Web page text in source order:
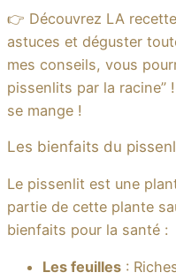
👉 Découvrez LA
astuces et déguster
mes conseils, vous
pissenlits par la racine”
se mange !
Les bienfaits du
Le pissenlit est une
partie de cette plante
bienfaits pour la santé :
Les feuilles :